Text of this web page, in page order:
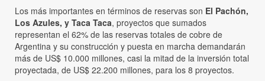
Los más importantes en términos de reservas son El Pachón,
Los Azules, y Taca Taca, proyectos que sumados
representan el 62% de las reservas totales de cobre de
Argentina y su construcción y puesta en marcha demandarán
más de US$ 10.000 millones, casi la mitad de la inversión total
proyectada, de US$ 22.200 millones, para los 8 proyectos.